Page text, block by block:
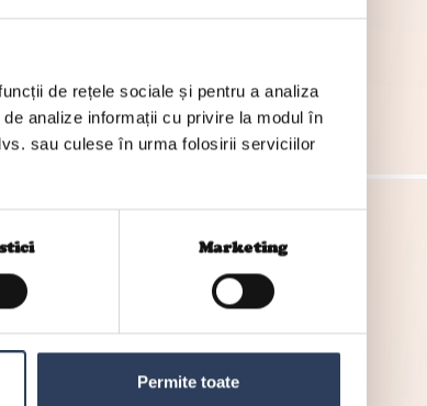
de rețele sociale și pentru a analiza
analize informații cu privire la modul în
sau culese în urma folosirii serviciilor
Marketing
Permite toate